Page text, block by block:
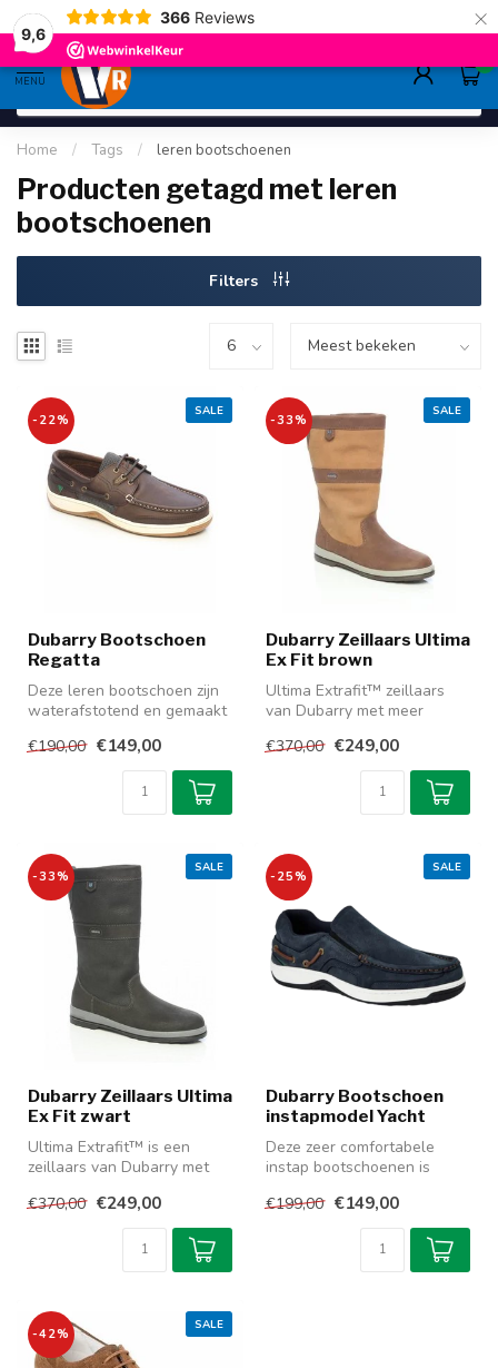
9,6
366 Reviews ×
gratis verzending>80,-
MENU
0
Home / Tags / leren bootschoenen
Producten getagd met leren
bootschoenen
Filters
SALE
-22%
Dubarry Bootschoen
Regatta
Deze leren bootschoen zijn
waterafstotend en gemaakt
nubu...
€190,00 €149,00
SALE
-33%
Dubarry Zeillaars Ultima
Ex Fit brown
Ultima Extrafit™ zeillaars
van Dubarry met meer
pa...
€370,00 €249,00
SALE
-33%
Dubarry Zeillaars Ultima
Ex Fit zwart
Ultima Extrafit™ is een
zeillaars van Dubarry met
is...
€370,00 €249,00
SALE
-25%
Dubarry Bootschoen
instapmodel Yacht
Deze zeer comfortabele
instap bootschoenen is
Dit h...
€199,00 €149,00
SALE
-42%